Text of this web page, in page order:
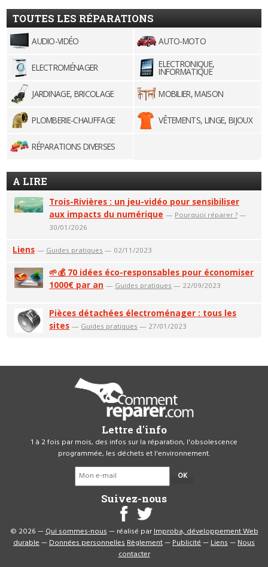
TOUTES LES RÉPARATIONS
AUDIO-VIDÉO AUTO-MOTO
ELECTROMÉNAGER ELECTRONIQUE,
INFORMATIQUE
JARDINAGE, BRICOLAGE
MOBILIER, MAISON
PLOMBERIE-CHAUFFAGE VÊTEMENTS, LINGE, BIJOUX
RÉPARATIONS DIVERSES
A LIRE
Trois-Rivières : un jeu-vidéo pour sensibiliser
aux impacts du numérique — Pourquoi réparer ? —
30/01/2026
Liens — Guides pratiques — 02/11/2023
🌱💰 70 idées éco-responsables pour économiser
1000€ par an — Guides pratiques — 22/09/2023
Pièces détachées électroménager : tous les
sites — Guides pratiques — 27/01/2023
Lettre d'info
1 à 2 fois par mois, des infos sur la réparation, l'obsolescence
programmée, les déchets et l'environnement.
OK
Suivez-nous
© 2026 —Qui sommes-nous— réalisé parImproba, développement Web
durable—Données personnellesRèglement—Publicité—Liens—Nous
contacter